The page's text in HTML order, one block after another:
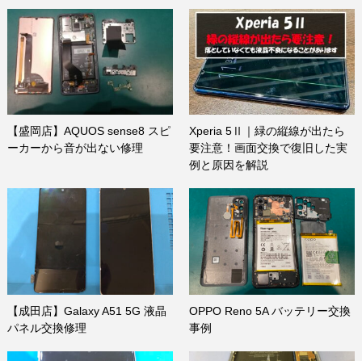
【盛岡店】AQUOS sense8 スピ
ーカーから音が出ない修理
Xperia 5Ⅱ｜緑の縦線が出たら
要注意！画面交換で復旧した実
例と原因を解説
【成田店】Galaxy A51 5G 液晶
パネル交換修理
OPPO Reno 5A バッテリー交換
事例